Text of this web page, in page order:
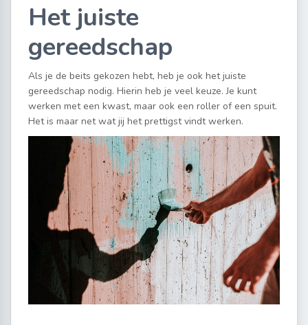
Het juiste
gereedschap
Als je de beits gekozen hebt, heb je ook het juiste
gereedschap nodig. Hierin heb je veel keuze. Je kunt
werken met een kwast, maar ook een roller of een spuit.
Het is maar net wat jij het prettigst vindt werken.